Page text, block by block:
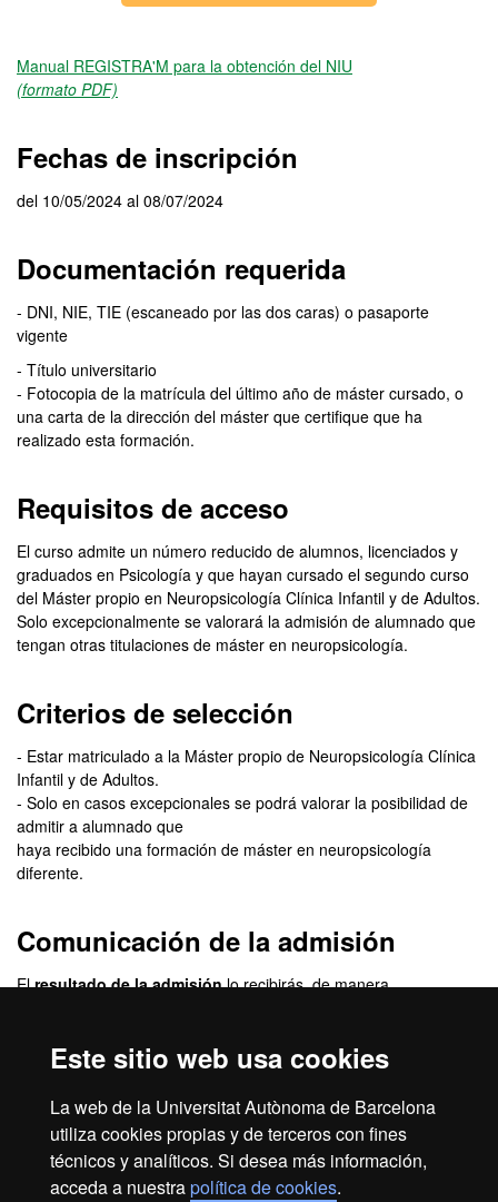
Este sitio web usa cookies
La web de la Universitat Autònoma de Barcelona
utiliza cookies propias y de terceros con fines
técnicos y analíticos. Si desea más información,
acceda a nuestrapolítica de cookies.
Manual REGISTRA'M para la obtención del NIU
(formato PDF)
Fechas de inscripción
del 10/05/2024 al 08/07/2024
Documentación requerida
- DNI, NIE, TIE (escaneado por las dos caras) o pasaporte
vigente
- Título universitario
- Fotocopia de la matrícula del último año de máster cursado, o
una carta de la dirección del máster que certifique que ha
realizado esta formación.
Requisitos de acceso
El curso admite un número reducido de alumnos, licenciados y
graduados en Psicología y que hayan cursado el segundo curso
del Máster propio en Neuropsicología Clínica Infantil y de Adultos.
Solo excepcionalmente se valorará la admisión de alumnado que
tengan otras titulaciones de máster en neuropsicología.
Criterios de selección
- Estar matriculado a la Máster propio de Neuropsicología Clínica
Infantil y de Adultos.
- Solo en casos excepcionales se podrá valorar la posibilidad de
admitir a alumnado que
haya recibido una formación de máster en neuropsicología
diferente.
Comunicación de la admisión
Elresultado de la admisiónlo recibirás, de manera
tienes que proceder para formalizar la matrícula.
veces, los mensajes pueden entrar como correo basura.